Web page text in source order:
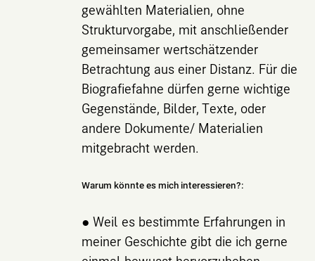
gewählten Materialien, ohne
Strukturvorgabe, mit anschließender
gemeinsamer wertschätzender
Betrachtung aus einer Distanz. Für die
Biografiefahne dürfen gerne wichtige
Gegenstände, Bilder, Texte, oder
andere Dokumente/ Materialien
mitgebracht werden.
Warum könnte es mich interessieren?:
● Weil es bestimmte Erfahrungen in
meiner Geschichte gibt die ich gerne